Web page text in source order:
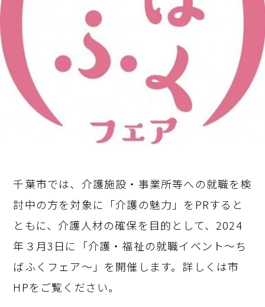
千葉市では、介護施設・事業所等への就職を検
討中の方を対象に「介護の魅力」をPRすると
ともに、介護人材の確保を目的として、2024
年３月3日に「介護・福祉の就職イベント～ち
ばふくフェア～」を開催します。詳しくは市
HPをご覧ください。